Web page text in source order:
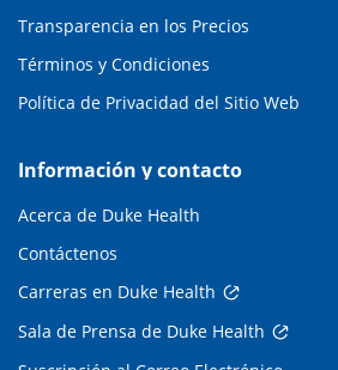
Transparencia en los Precios
Términos y Condiciones
Política de Privacidad del Sitio Web
Información y contacto
Acerca de Duke Health
Contáctenos
Carreras en Duke Health
Sala de Prensa de Duke Health